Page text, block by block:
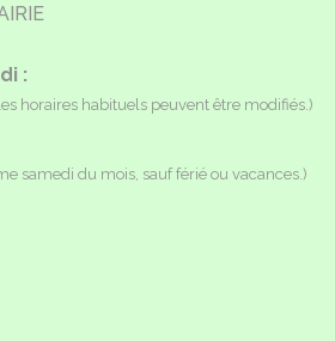
:
horaires habituels peuvent être modifiés.)
samedi du mois, sauf férié ou vacances.)